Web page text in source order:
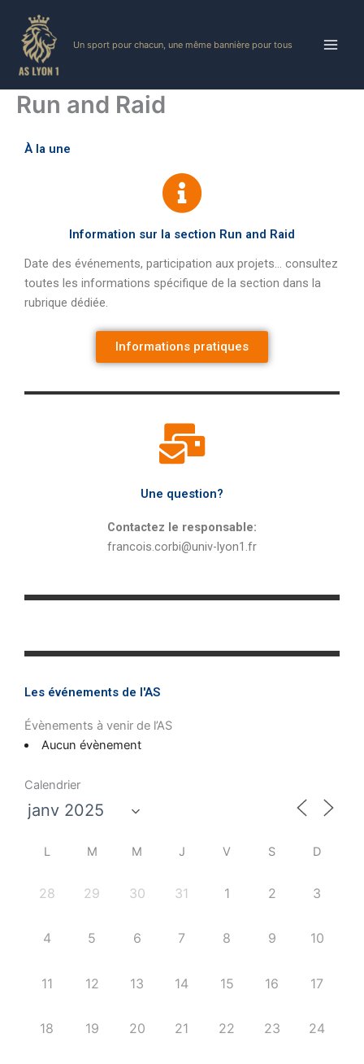
content
Un sport pour chacun, une même bannière pour tous
Run and Raid
À la une
Information sur la section Run and Raid
Date des événements, participation aux projets… consultez
toutes les informations spécifique de la section dans la
rubrique dédiée.
Informations pratiques
Une question?
Contactez le responsable:
francois.corbi@univ-lyon1.fr
Les événements de l'AS
Évènements à venir de l’AS
Aucun évènement
Calendrier
L M M J V S D
28 29 30 31 1 2 3
4 5 6 7 8 9 10
11 12 13 14 15 16 17
18 19 20 21 22 23 24